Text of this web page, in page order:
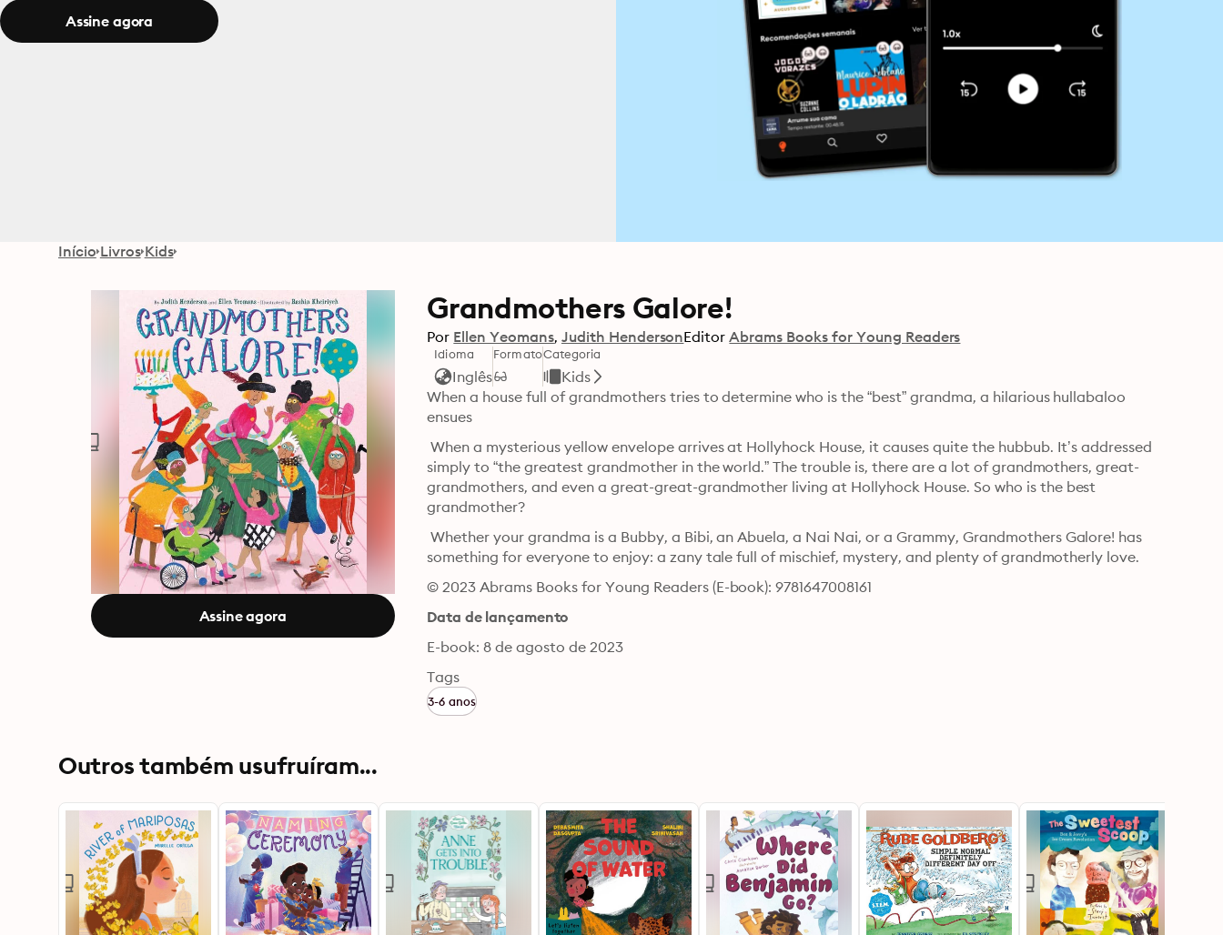
Assine agora
Início Livros Kids
Assine agora
Grandmothers Galore!
Por Ellen Yeomans Judith HendersonEditor Abrams Books for Young Readers
Idioma
Inglês
FormatoCategoria
Kids
When a house full of grandmothers tries to determine who is the “best” grandma, a hilarious hullabaloo
ensues
When a mysterious yellow envelope arrives at Hollyhock House, it causes quite the hubbub. It’s addressed
simply to “the greatest grandmother in the world.” The trouble is, there are a lot of grandmothers, great-
grandmothers, and even a great-great-grandmother living at Hollyhock House. So who is the best
grandmother?
Whether your grandma is a Bubby, a Bibi, an Abuela, a Nai Nai, or a Grammy, Grandmothers Galore! has
something for everyone to enjoy: a zany tale full of mischief, mystery, and plenty of grandmotherly love.
© 2023 Abrams Books for Young Readers (E-book): 9781647008161
Data de lançamento
E-book: 8 de agosto de 2023
Tags
3-6 anos
Outros também usufruíram...